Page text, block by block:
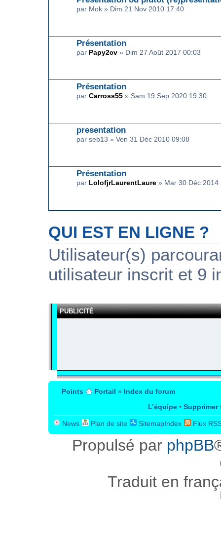
par Mok » Dim 21 Nov 2010 17:40
Présentation
par Papy2cv » Dim 27 Août 2017 00:03
Présentation
par Carross55 » Sam 19 Sep 2020 19:30
presentation
par seb13 » Ven 31 Déc 2010 09:08
Présentation
par LolofjrLaurentLaure » Mar 30 Déc 2014
QUI EST EN LIGNE ?
Utilisateur(s)
utilisateur inscrit et 9
PUBLICITÉ
Points Portail » Index du forum
L’équipe • Supprimer
News Plan de site SitemapIndex Flux
Propulsé par phpBB
Traduit en